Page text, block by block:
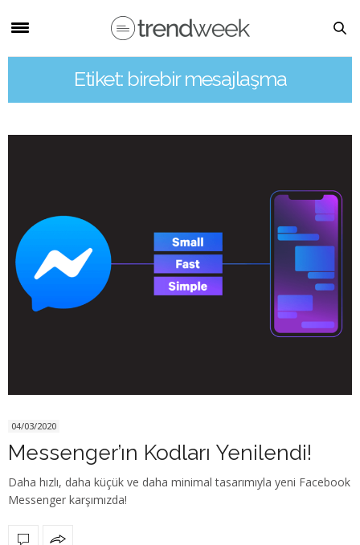
Etiket: birebir mesajlaşma
04/03/2020
Messenger’ın Kodları Yenilendi!
Daha hızlı, daha küçük ve daha minimal tasarımıyla yeni Facebook
Messenger karşımızda!